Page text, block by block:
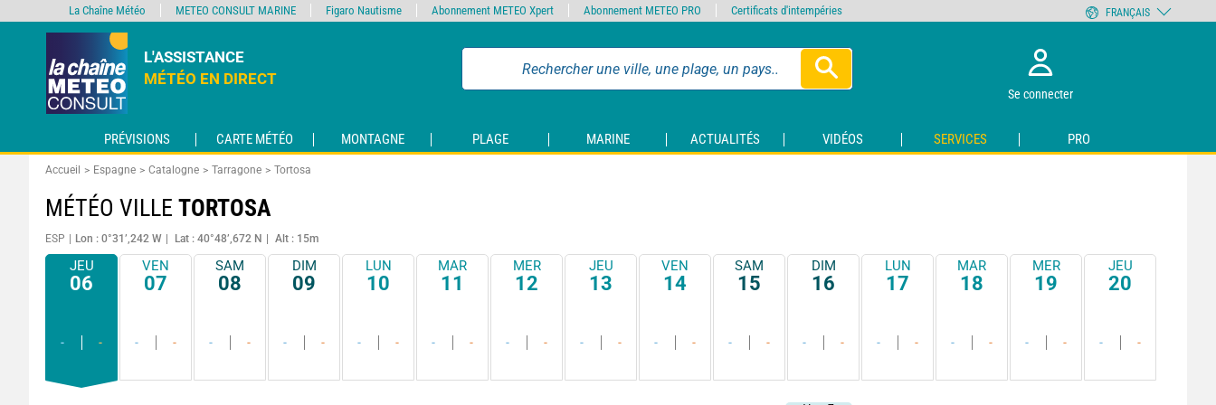
L'ASSISTANCE
MÉTÉO EN DIRECT
Se connecter
PRÉVISIONS CARTE MÉTÉO MONTAGNE PLAGE MARINE ACTUALITÉS VIDÉOS SERVICES PRO
Accueil Espagne Catalogne Tarragone Tortosa
MÉTÉO VILLE TORTOSA
ESP Lon : 0°31’,242 W Lat : 40°48’,672 N Alt : 15m
JEU
06
- -
VEN
07
- -
SAM
08
- -
DIM
09
- -
LUN
10
- -
MAR
11
- -
MER
12
- -
JEU
13
- -
VEN
14
- -
SAM
15
- -
DIM
16
- -
LUN
17
- -
MAR
18
- -
MER
19
- -
JEU
20
- -
La Chaîne Météo METEO CONSULT MARINE Figaro Nautisme Abonnement METEO Xpert Abonnement METEO PRO Certificats d'intempéries FRANÇAIS